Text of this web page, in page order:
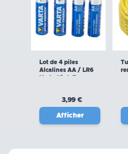
Lot de 4 piles
Alcalines AA / LR6
Varta High Energy
3,99 €
Afficher